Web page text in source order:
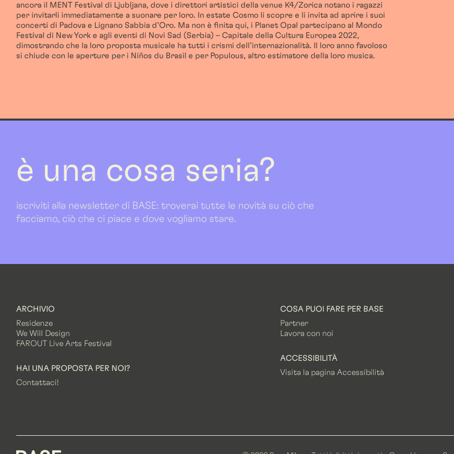
ancora il MENT Festival di Ljubljana, dove i direttori artistici della venue K4/Zorica notano i ragazzi
per invitarli immediatamente a suonare per loro. In estate Cosmo li scopre e li invita ad aprire i suoi
concerti di Padova e Lignano Sabbia d’Oro. Ma non è finita qui, i Planet Opal partecipano al Mondo
Festival di New York e agli eventi di Novi Sad (Serbia) – Capitale della Cultura Europea 2022,
dimostrando che la loro proposta musicale ha tutti i crismi dell’internazionalità. Il loro anno favoloso
si chiude con le aperture per i Niños du Brasil e per Populous, altro estimatore della loro musica.
è una cosa seria?
iscriviti alla newsletter di BASE: troverai tutte le novità su ciò che
facciamo, ciò che ci piace e dove vogliamo stare.
ARCHIVIO
Residenze
We Will Design
FAROUT Live Arts Festival
HAI UNA PROPOSTA PER NOI?
Contattaci!
COSA PUOI FARE PER BASE
Partner
Lavora con noi
ACCESSIBILITÀ
Visita la pagina Accessibilità